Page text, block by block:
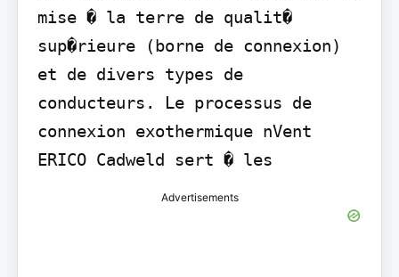
mise � la terre de qualit�
sup�rieure (borne de connexion)
et de divers types de
conducteurs. Le processus de
connexion exothermique nVent
ERICO Cadweld sert � les
Advertisements